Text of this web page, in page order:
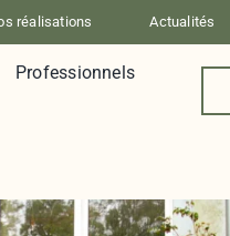
réalisations Actualités
Professionnels